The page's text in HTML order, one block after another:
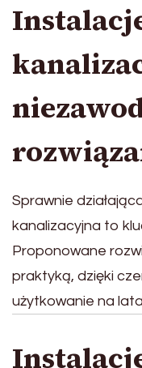
Sprawnie
kanalizacyjna to
Proponowane
praktyką, dzięki
użytkowanie na